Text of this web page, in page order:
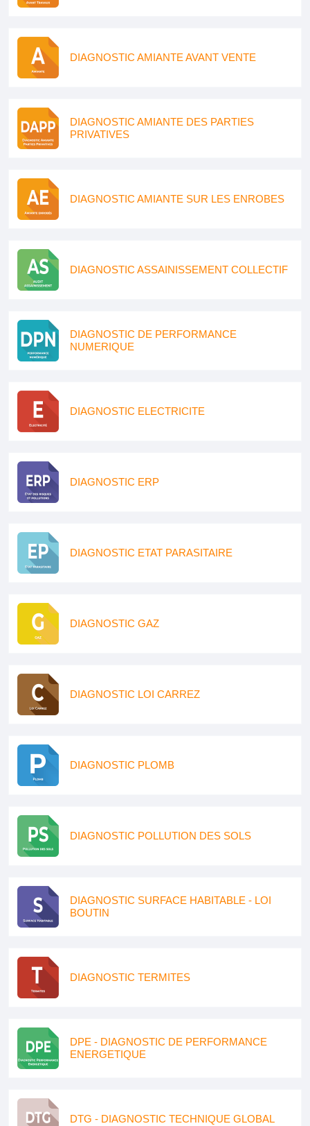
DIAGNOSTIC AMIANTE AVANT VENTE
DIAGNOSTIC AMIANTE DES PARTIES
PRIVATIVES
DIAGNOSTIC AMIANTE SUR LES ENROBES
DIAGNOSTIC ASSAINISSEMENT COLLECTIF
DIAGNOSTIC DE PERFORMANCE
NUMERIQUE
DIAGNOSTIC ELECTRICITE
DIAGNOSTIC ERP
DIAGNOSTIC ETAT PARASITAIRE
DIAGNOSTIC GAZ
DIAGNOSTIC LOI CARREZ
DIAGNOSTIC PLOMB
DIAGNOSTIC POLLUTION DES SOLS
DIAGNOSTIC SURFACE HABITABLE - LOI
BOUTIN
DIAGNOSTIC TERMITES
DPE - DIAGNOSTIC DE PERFORMANCE
ENERGETIQUE
DTG - DIAGNOSTIC TECHNIQUE GLOBAL